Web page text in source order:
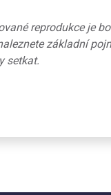
reprodukce je
základní
setkat.